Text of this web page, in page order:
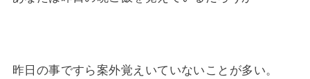
昨日の事ですら案外覚えいていないことが多い。